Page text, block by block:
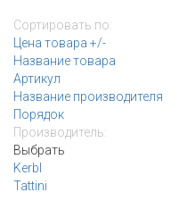
Сортировать по:
Цена товара +/-
Название товара
Артикул
Название производителя
Порядок
Производитель:
Выбрать
Kerbl
Tattini